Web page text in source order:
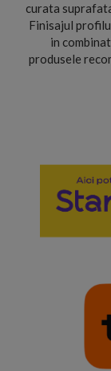
curata
Finisajul
in
produsele